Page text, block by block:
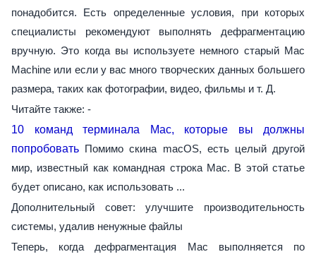
понадобится. Есть определенные условия, при которых
специалисты рекомендуют выполнять дефрагментацию
вручную. Это когда вы используете немного старый Mac
Machine или если у вас много творческих данных большего
размера, таких как фотографии, видео, фильмы и т. Д.
Читайте также: -
10 команд терминала Mac, которые вы должны
попробовать Помимо скина macOS, есть целый другой
мир, известный как командная строка Mac. В этой статье
будет описано, как использовать ...
Дополнительный совет: улучшите производительность
системы, удалив ненужные файлы
Теперь, когда дефрагментация Mac выполняется по